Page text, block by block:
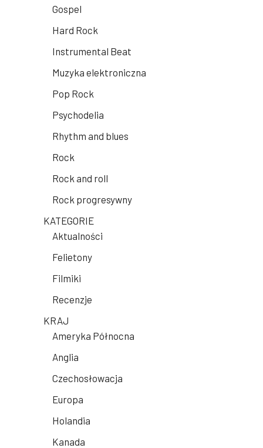
Gospel
Hard Rock
Instrumental Beat
Muzyka elektroniczna
Pop Rock
Psychodelia
Rhythm and blues
Rock
Rock and roll
Rock progresywny
KATEGORIE
Aktualności
Felietony
Filmiki
Recenzje
KRAJ
Ameryka Północna
Anglia
Czechosłowacja
Europa
Holandia
Kanada